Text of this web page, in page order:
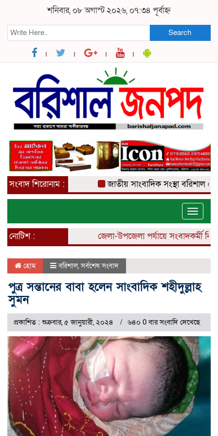
শনিবার, ০৮ অগাস্ট ২০২৬, ০৭:৩৪ পূর্বাহ্ন
Search
সংবাদ শিরোনাম : জাতীয় সাংবাদিক সংস্থা বরিশাল
Toggle
নোটিশ :
জেলা-উপজেলা পর্যায়ে সংবাদকর্মী নিয়োগ
হোম বরিশাল,সর্বশেষ সংবাদ
পুত্র সন্তানের বাবা হলেন সাংবাদিক শহীদুল্লাহ
সুমন
প্রকাশিত : শুক্রবার, ৫ জানুয়ারী, ২০২৪ ৬৪০ 0 বার সংবাদি দেখেছে